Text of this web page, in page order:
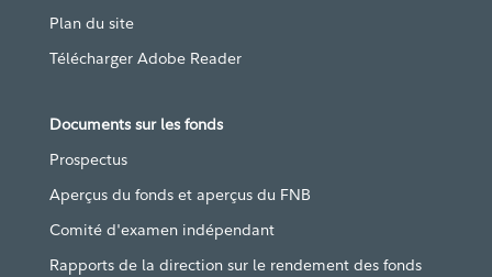
Plan du site
Télécharger Adobe Reader
Documents sur les fonds
Prospectus
Aperçus du fonds et aperçus du FNB
Comité d'examen indépendant
Rapports de la direction sur le rendement des fonds